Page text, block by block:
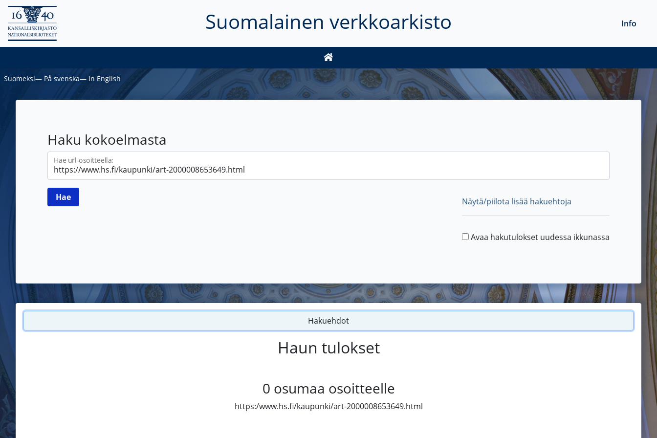
Suomalainen verkkoarkisto Info
Suomeksi― På svenska― In English
Haku kokoelmasta
Hae url-osoitteella:
Näytä/piilota lisää hakuehtoja
Avaa hakutulokset uudessa ikkunassa
Hakuehdot
Haun tulokset
0 osumaa osoitteelle
https:/www.hs.fi/kaupunki/art-2000008653649.html